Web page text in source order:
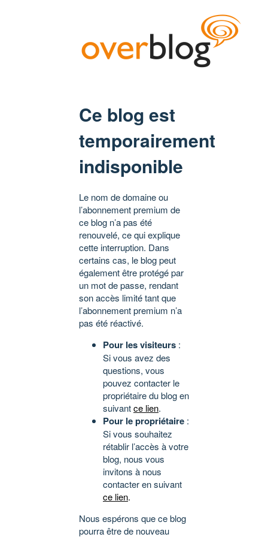
Ce blog est
temporairement
indisponible
Le nom de domaine ou
l’abonnement premium de
ce blog n’a pas été
renouvelé, ce qui explique
cette interruption. Dans
certains cas, le blog peut
également être protégé par
un mot de passe, rendant
son accès limité tant que
l’abonnement premium n’a
pas été réactivé.
Pour les visiteurs :
Si vous avez des
questions, vous
pouvez contacter le
propriétaire du blog en
suivantce lien.
Pour le propriétaire :
Si vous souhaitez
rétablir l’accès à votre
blog, nous vous
invitons à nous
contacter en suivant
ce lien.
Nous espérons que ce blog
pourra être de nouveau